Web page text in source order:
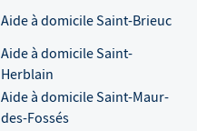
Aide à domicileSaint-Brieuc
Aide à domicileSaint-
Herblain
Aide à domicileSaint-Maur-
des-Fossés